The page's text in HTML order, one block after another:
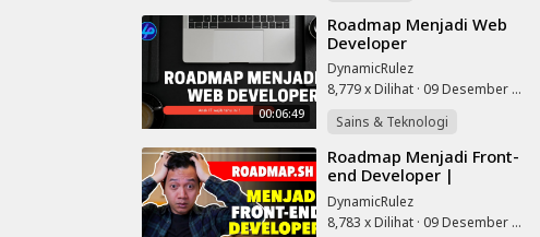
00:06:49
⁣Roadmap Menjadi Web
Developer
DynamicRulez
8,779 x Dilihat · 09 Desember 2022
Sains & Teknologi
⁣Roadmap Menjadi Front-
end Developer |
Roadmap.sh
DynamicRulez
8,783 x Dilihat · 09 Desember 2022